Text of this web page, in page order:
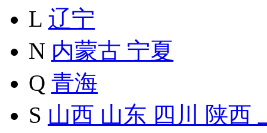
L 辽宁
N 内蒙古 宁夏
Q 青海
S 山西 山东 四川 陕西